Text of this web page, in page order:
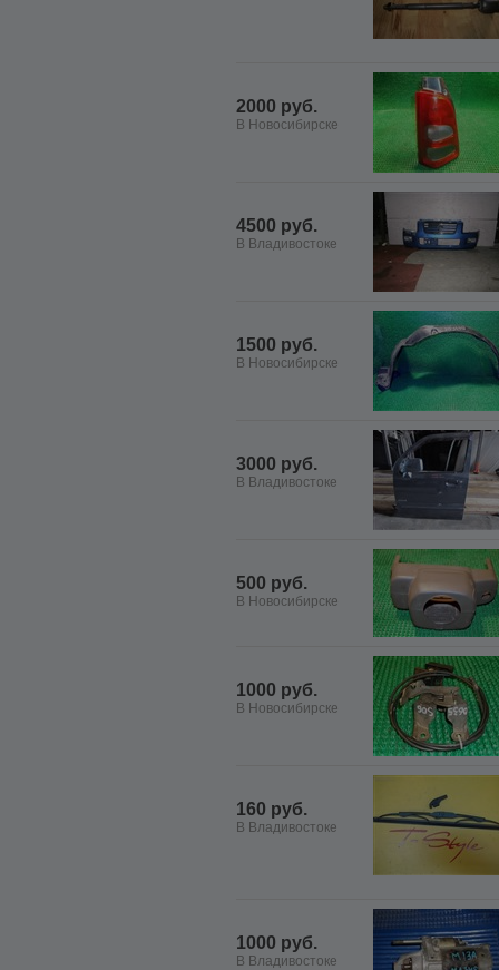
2000 руб.
В Новосибирске
4500 руб.
В Владивостоке
1500 руб.
В Новосибирске
3000 руб.
В Владивостоке
500 руб.
В Новосибирске
1000 руб.
В Новосибирске
160 руб.
В Владивостоке
1000 руб.
В Владивостоке